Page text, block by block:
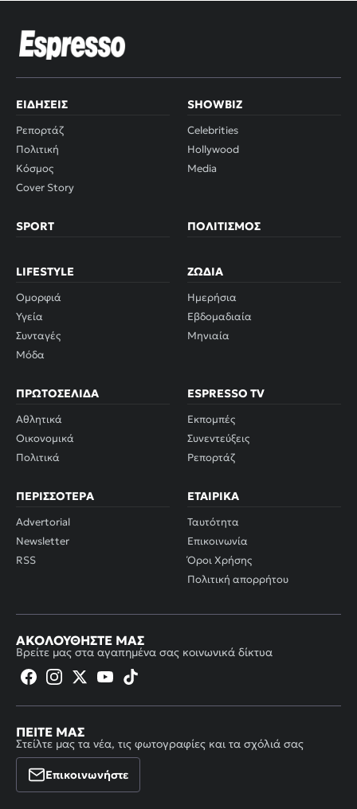
ΕΙΔΉΣΕΙΣ
Ρεπορτάζ
Πολιτική
Κόσμος
Cover Story
SHOWBIZ
Celebrities
Hollywood
Media
SPORT ΠΟΛΙΤΙΣΜΌΣ
LIFESTYLE
Ομορφιά
Υγεία
Συνταγές
Μόδα
ΖΏΔΙΑ
Ημερήσια
Εβδομαδιαία
Μηνιαία
ΠΡΩΤΟΣΈΛΙΔΑ
Αθλητικά
Οικονομικά
Πολιτικά
ESPRESSO TV
Εκπομπές
Συνεντεύξεις
Ρεπορτάζ
ΠΕΡΙΣΣΌΤΕΡΑ
Advertorial
Newsletter
RSS
ΕΤΑΙΡΙΚΆ
Ταυτότητα
Επικοινωνία
Όροι Χρήσης
Πολιτική απορρήτου
ΑΚΟΛΟΥΘΉΣΤΕ ΜΑΣ
Βρείτε μας στα αγαπημένα σας κοινωνικά δίκτυα
ΠΕΊΤΕ ΜΑΣ
Στείλτε μας τα νέα, τις φωτογραφίες και τα σχόλιά σας
Επικοινωνήστε